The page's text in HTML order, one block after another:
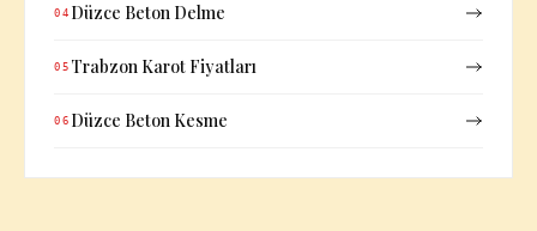
04 Düzce Beton Delme
05 Trabzon Karot Fiyatları
06 Düzce Beton Kesme